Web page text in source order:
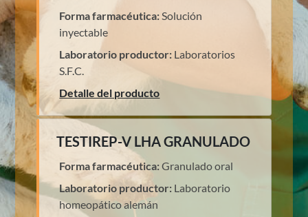
Forma farmacéutica: Solución
inyectable
Laboratorio productor: Laboratorios
S.F.C.
Detalle del producto
TESTIREP-V LHA GRANULADO
Forma farmacéutica:Granulado oral
Laboratorio productor: Laboratorio
homeopático alemán